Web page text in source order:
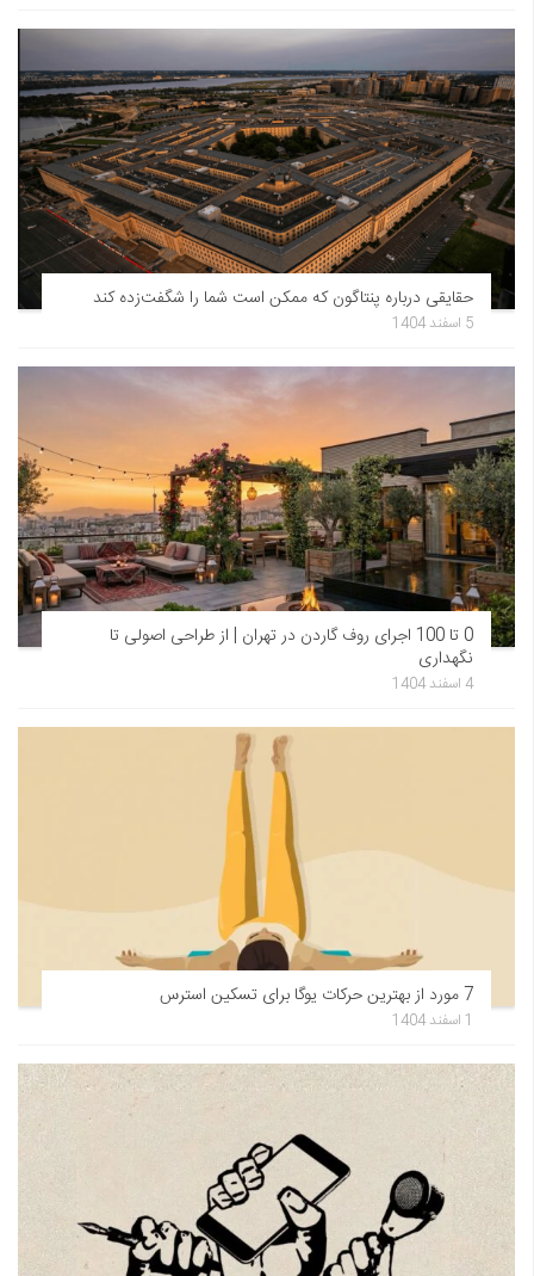
حقایقی درباره پنتاگون که ممکن است شما را شگفت‌زده کند
5 اسفند 1404
0 تا 100 اجرای روف گاردن در تهران | از طراحی اصولی تا
نگهداری
4 اسفند 1404
7 مورد از بهترین حرکات یوگا برای تسکین استرس
1 اسفند 1404